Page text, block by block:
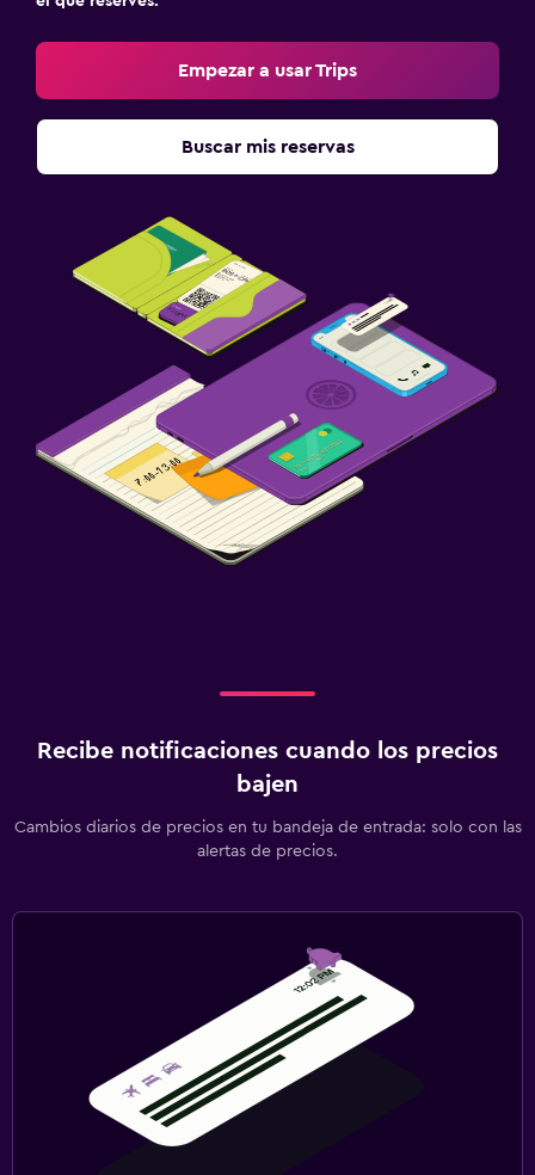
Botiquín de primeros auxilios
Caja fuerte
Lavandería
Zona de trabajo
Fax/fotocopiadora
Ideal para familias
Cuna/cama nido disponibles
Barreras de seguridad para niños
Empezar a usar Trips
Buscar mis reservas
Recibe notificaciones cuando los precios
bajen
Cambios diarios de precios en tu bandeja de entrada: solo con las
alertas de precios.